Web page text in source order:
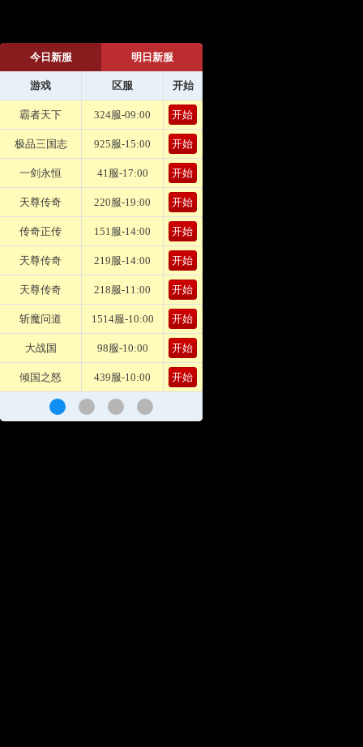
今日新服 明日新服
游戏 区服 开始
霸者天下 324服-09:00 开始
极品三国志 925服-15:00 开始
一剑永恒 41服-17:00 开始
天尊传奇 220服-19:00 开始
传奇正传 151服-14:00 开始
天尊传奇 219服-14:00 开始
天尊传奇 218服-11:00 开始
斩魔问道 1514服-10:00 开始
大战国 98服-10:00 开始
倾国之怒 439服-10:00 开始